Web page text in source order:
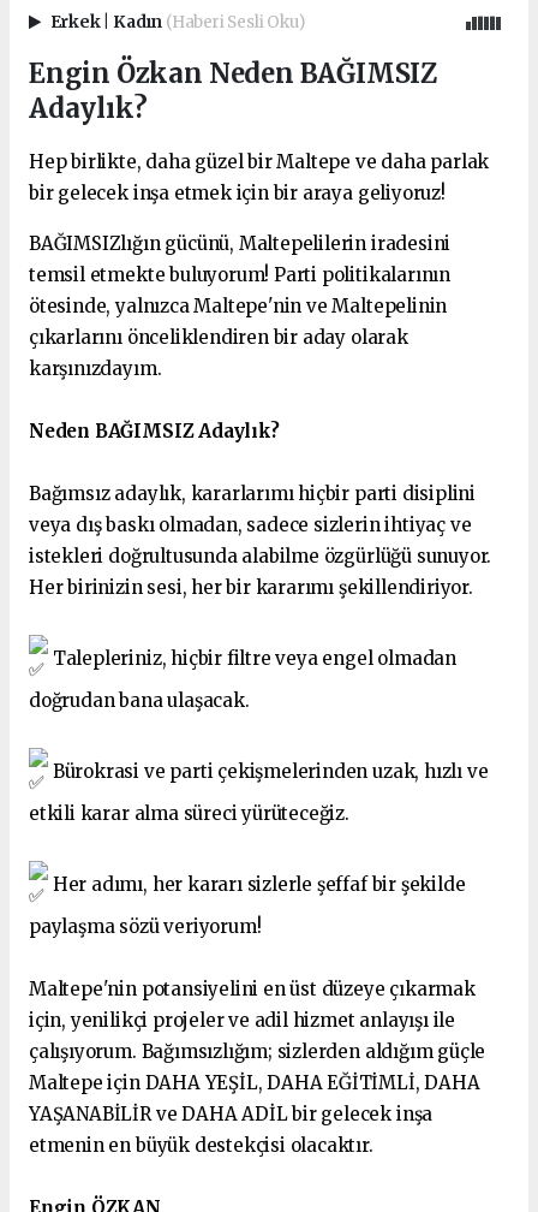
Erkek Kadın (Haberi Sesli Oku)
Engin Özkan Neden BAĞIMSIZ
Adaylık?
Hep birlikte, daha güzel bir Maltepe ve daha parlak
bir gelecek inşa etmek için bir araya geliyoruz!
BAĞIMSIZlığın gücünü, Maltepelilerin iradesini
temsil etmekte buluyorum! Parti politikalarının
ötesinde, yalnızca Maltepe'nin ve Maltepelinin
çıkarlarını önceliklendiren bir aday olarak
karşınızdayım.
Neden BAĞIMSIZ Adaylık?
Bağımsız adaylık, kararlarımı hiçbir parti disiplini
veya dış baskı olmadan, sadece sizlerin ihtiyaç ve
istekleri doğrultusunda alabilme özgürlüğü sunuyor.
Her birinizin sesi, her bir kararımı şekillendiriyor.
Talepleriniz, hiçbir filtre veya engel olmadan
doğrudan bana ulaşacak.
Bürokrasi ve parti çekişmelerinden uzak, hızlı ve
etkili karar alma süreci yürüteceğiz.
Her adımı, her kararı sizlerle şeffaf bir şekilde
paylaşma sözü veriyorum!
Maltepe'nin potansiyelini en üst düzeye çıkarmak
için, yenilikçi projeler ve adil hizmet anlayışı ile
çalışıyorum. Bağımsızlığım; sizlerden aldığım güçle
Maltepe için DAHA YEŞİL, DAHA EĞİTİMLİ, DAHA
YAŞANABİLİR ve DAHA ADİL bir gelecek inşa
etmenin en büyük destekçisi olacaktır.
Engin ÖZKAN